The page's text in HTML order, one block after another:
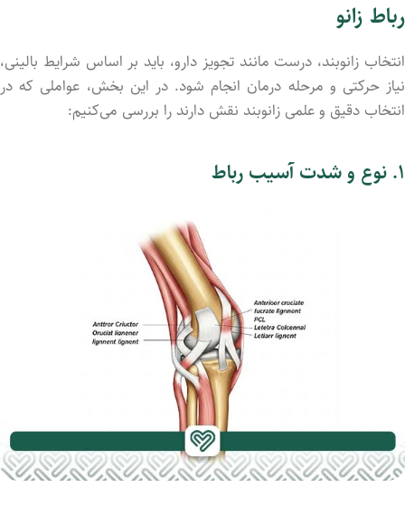
رباط زانو
انتخاب زانوبند، درست مانندتجویز دارو، باید بر اساس شرایط بالینی،
نیازحرکتی و مرحله درمان انجام شود.در این بخش، عواملی که در
انتخاب دقیق و علمی زانوبند نقش دارند را بررسی می‌کنیم:
۱. نوع وشدتآسیب رباط